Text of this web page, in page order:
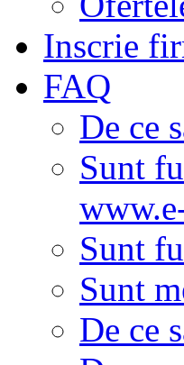
Inscrie
FAQ
De ce
Sunt
Sunt
Sunt
De ce